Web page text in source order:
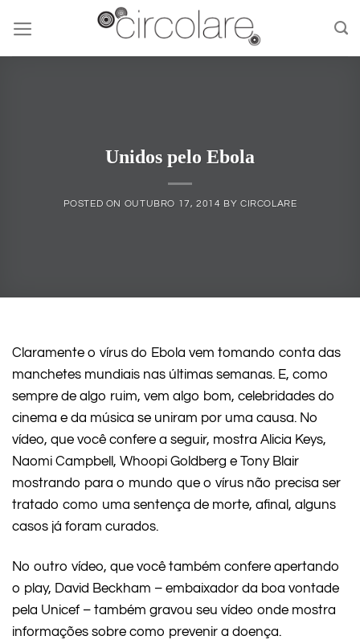
content
Unidos pelo Ebola
POSTED ON OUTUBRO 17, 2014 BY CIRCOLARE
Claramente o vírus do Ebola vem tomando conta das
manchetes mundiais nas últimas semanas. E, como
sempre de algo ruim, vem algo bom, celebridades do
cinema e da música se uniram por uma causa. No
vídeo, que você confere a seguir, mostra Alicia Keys,
Naomi Campbell, Whoopi Goldberg e Tony Blair
mostrando para o mundo que o vírus não precisa ser
tratado como uma sentença de morte, afinal, alguns
casos já foram curados.
No outro vídeo, que você também confere apertando
o play, David Beckham – embaixador da boa vontade
pela Unicef – também gravou seu vídeo onde mostra
informações sobre como prevenir a doença.